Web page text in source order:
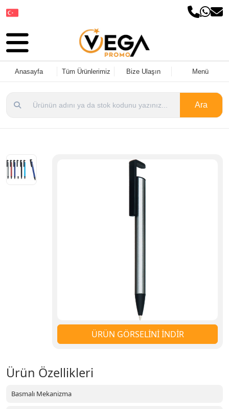
Anasayfa Tüm Ürünlerimiz Bize Ulaşın Menü
Ara
ÜRÜN GÖRSELİNİ İNDİR
Ürün Özellikleri
Basmalı Mekanizma